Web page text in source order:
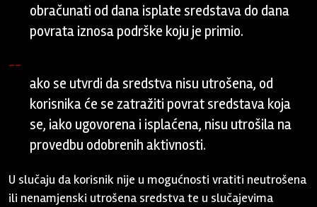
obračunati od dana isplate sredstava do dana
povrata iznosa podrške koju je primio.
ako se utvrdi da sredstva nisu utrošena, od
korisnika će se zatražiti povrat sredstava koja
se, iako ugovorena i isplaćena, nisu utrošila na
provedbu odobrenih aktivnosti.
U slučaju da korisnik nije u mogućnosti vratiti neutrošena
ili nenamjenski utrošena sredstva te u slučajevima